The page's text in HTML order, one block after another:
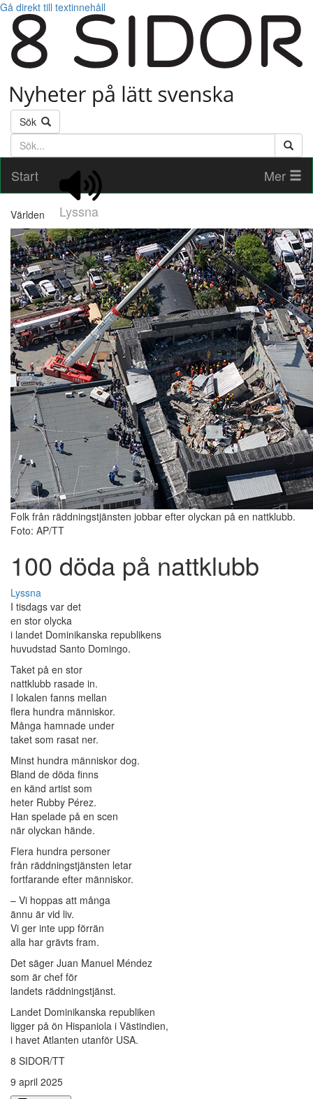
Gå direkt till textinnehåll
Sök
Söktext
Start
Lyssna
Mer
Världen
Folk från räddningstjänsten jobbar efter olyckan på en nattklubb.
Foto: AP/TT
100 döda på nattklubb
Lyssna
I tisdags var det
en stor olycka
i landet Dominikanska republikens
huvudstad Santo Domingo.
Taket på en stor
nattklubb rasade in.
I lokalen fanns mellan
flera hundra människor.
Många hamnade under
taket som rasat ner.
Minst hundra människor dog.
Bland de döda finns
en känd artist som
heter Rubby Pérez.
Han spelade på en scen
när olyckan hände.
Flera hundra personer
från räddningstjänsten letar
fortfarande efter människor.
– Vi hoppas att många
ännu är vid liv.
Vi ger inte upp förrän
alla har grävts fram.
Det säger Juan Manuel Méndez
som är chef för
landets räddningstjänst.
Landet Dominikanska republiken
ligger på ön Hispaniola i Västindien,
i havet Atlanten utanför USA.
8 SIDOR/TT
9 april 2025